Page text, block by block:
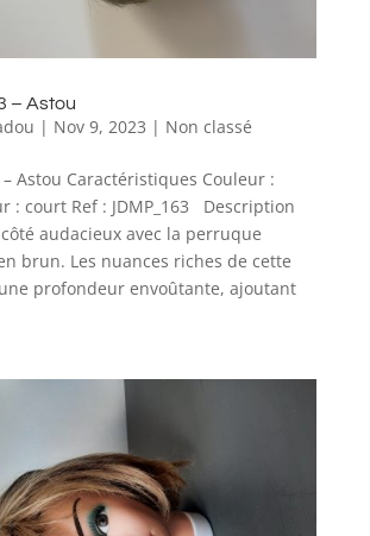
– Astou
| Nov 9, 2023 | Non classé
Astou Caractéristiques Couleur :
: court Ref : JDMP_163 Description
audacieux avec la perruque
brun. Les nuances riches de cette
profondeur envoûtante, ajoutant